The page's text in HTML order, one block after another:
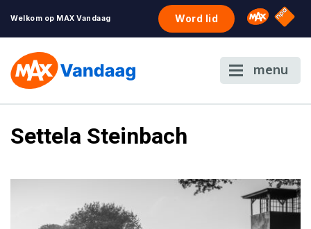
Welkom op MAX Vandaag Word lid Omroep
NPO
menu
Settela Steinbach